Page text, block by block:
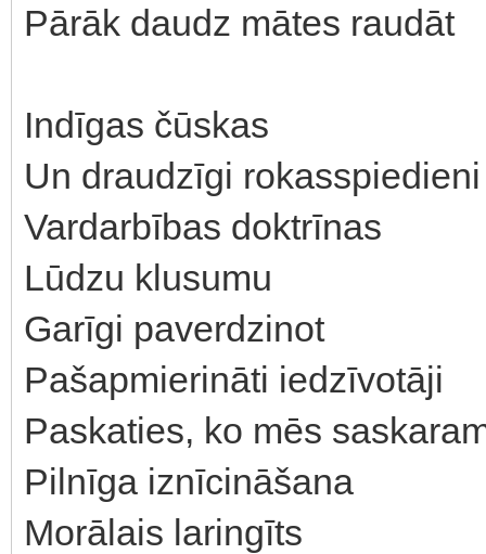
Pārāk daudz mātes raudāt
Indīgas čūskas
Un draudzīgi rokasspiedieni
Vardarbības doktrīnas
Lūdzu klusumu
Garīgi paverdzinot
Pašapmierināti iedzīvotāji
Paskaties, ko mēs
Pilnīga iznīcināšana
Morālais laringīts